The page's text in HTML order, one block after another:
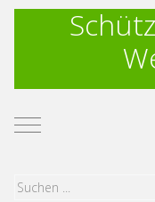
Mobile Menu Toggle